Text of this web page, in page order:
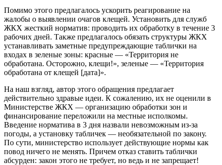
Помимо этого предлагалось ускорить реагирование на
жалобы о выявлении очагов клещей. Установить для служб
ЖКХ жесткий норматив: проводить их обработку в течение 3
рабочих дней. Также предлагалось обязать структуры ЖКХ
устанавливать заметные предупреждающие таблички на
входах в зеленые зоны: красные — «Территория не
обработана. Осторожно, клещи!», зеленые — «Территория
обработана от клещей [дата]».
На наш взгляд, автор этого обращения предлагает
действительно здравые идеи. К сожалению, их не оценили в
Министерстве ЖКХ — организацию обработки зон и
финансирование переложили на местные исполкомы.
Введение норматива в 3 дня назвали невозможным из-за
погоды, а установку табличек — необязательной по закону.
По сути, министерство использует действующие нормы как
повод ничего не менять. Причем отказ ставить таблички
абсурден: закон этого не требует, но ведь и не запрещает!